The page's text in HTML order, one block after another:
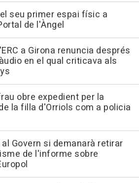
seu primer espai físic a
de l'Àngel
a Girona renuncia després
en el qual criticava als
obre expedient per la
la filla d'Orriols com a policia
al Govern si demanarà retirar
de l'informe sobre